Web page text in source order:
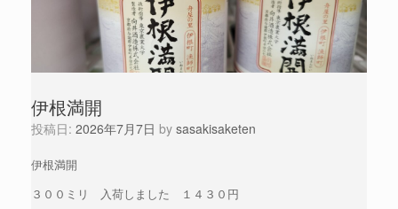
伊根満開
投稿日: 2026年7月7日 by sasakisaketen
伊根満開
３００ミリ 入荷しました １４３０円